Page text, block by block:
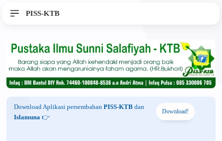
PISS-KTB
Download Aplikasi persembahan PISS-KTB dan
Islamuna 👉
Download!